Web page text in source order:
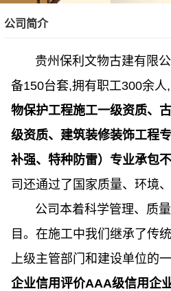
公司简介
贵州保利文物古建有限公
备150台套,拥有职工300余
物保护工程施工一级资质、
级资质、建筑装修装饰工程
补强、特种防雷）专业承包
司还通过了国家质量、环境
公司本着科学管理、质量
目。在施工中我们继承了传
上级主管部门和建设单位的
企业信用评价AAA级信用企